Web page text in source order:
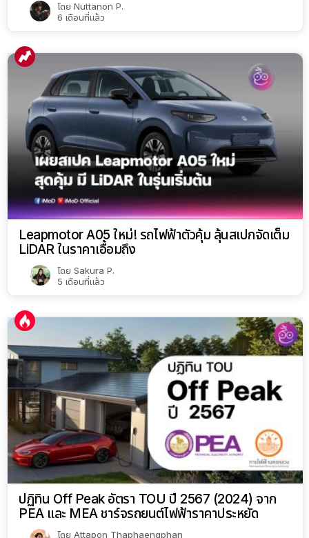
โดย Nuttanon P.
6 เดือนที่แล้ว
Leapmotor A05 ใหม่! รถไฟฟ้าตัวคุ้ม ลุ้นสเปกจัดเต็ม
LiDAR ในราคาเอื้อมถึง
โดย Sakura P.
5 เดือนที่แล้ว
ปฏิทิน Off Peak อัตรา TOU ปี 2567 (2024) จาก
PEA และ MEA ชาร์จรถยนต์ไฟฟ้าราคาประหยัด
โดย Attapon Thaphaengphan